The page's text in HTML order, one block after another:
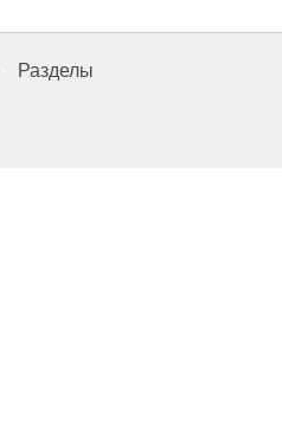
Разделы